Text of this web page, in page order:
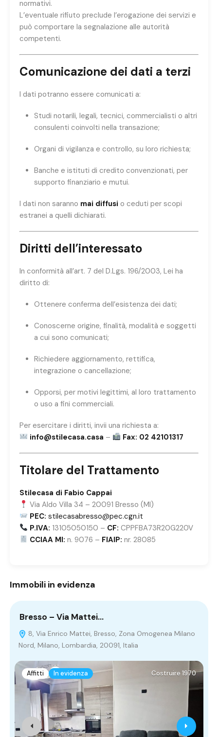
normativi.
L’eventuale rifiuto preclude l’erogazione dei servizi e
può comportare la segnalazione alle autorità
competenti.
Comunicazione dei dati a terzi
I dati potranno essere comunicati a:
Studi notarili, legali, tecnici, commercialisti o altri
consulenti coinvolti nella transazione;
Organi di vigilanza e controllo, su loro richiesta;
Banche e istituti di credito convenzionati, per
supporto finanziario e mutui.
I dati non saranno mai diffusi o ceduti per scopi
estranei a quelli dichiarati.
Diritti dell’interessato
In conformità all’art. 7 del D.Lgs. 196/2003, Lei ha
diritto di:
Ottenere conferma dell’esistenza dei dati;
Conoscerne origine, finalità, modalità e soggetti
a cui sono comunicati;
Richiedere aggiornamento, rettifica,
integrazione o cancellazione;
Opporsi, per motivi legittimi, al loro trattamento
o uso a fini commerciali.
Per esercitare i diritti, invii una richiesta a:
info@stilecasa.casa – Fax: 02 42101317
Titolare del Trattamento
Stilecasa di Fabio Cappai
Via Aldo Villa 34 – 20091 Bresso (MI)
PEC: stilecasabresso@pec.cgn.it
P.IVA: 13105050150 – CF: CPPFBA73R20G220V
CCIAA MI: n. 9076 – FIAIP: nr. 28085
Immobili in evidenza
Bresso – Via Mattei…
8, Via Enrico Mattei, Bresso, Zona Omogenea Milano
Nord, Milano, Lombardia, 20091, Italia
Affitti In evidenza Costruire 1970